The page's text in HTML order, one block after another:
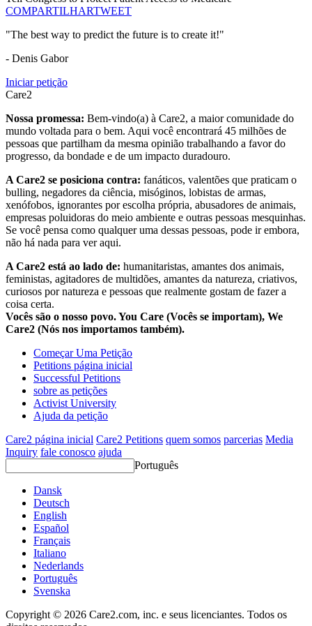
COMPARTILHARTWEET
"The best way to predict the future is to create it!"
- Denis Gabor
Iniciar petição
Care2
Nossa promessa: Bem-vindo(a) à Care2, a maior comunidade do
mundo voltada para o bem. Aqui você encontrará 45 milhões de
pessoas que partilham da mesma opinião trabalhando a favor do
progresso, da bondade e de um impacto duradouro.
A Care2 se posiciona contra: fanáticos, valentões que praticam o
bulling, negadores da ciência, misóginos, lobistas de armas,
xenófobos, ignorantes por escolha própria, abusadores de animais,
empresas poluidoras do meio ambiente e outras pessoas mesquinhas.
Se você pensa como qualquer uma dessas pessoas, pode ir embora,
não há nada para ver aqui.
A Care2 está ao lado de: humanitaristas, amantes dos animais,
feministas, agitadores de multidões, amantes da natureza, criativos,
curiosos por natureza e pessoas que realmente gostam de fazer a
coisa certa.
Vocês são o nosso povo. You Care (Vocês se importam), We
Care2 (Nós nos importamos também).
Começar Uma Petição
Petitions página inicial
Successful Petitions
sobre as petições
Activist University
Ajuda da petição
Care2 página inicial Care2 Petitions quem somos parcerias Media
Inquiry fale conosco ajuda
Português
Dansk
Deutsch
English
Español
Français
Italiano
Nederlands
Português
Svenska
Copyright © 2026 Care2.com, inc. e seus licenciantes. Todos os